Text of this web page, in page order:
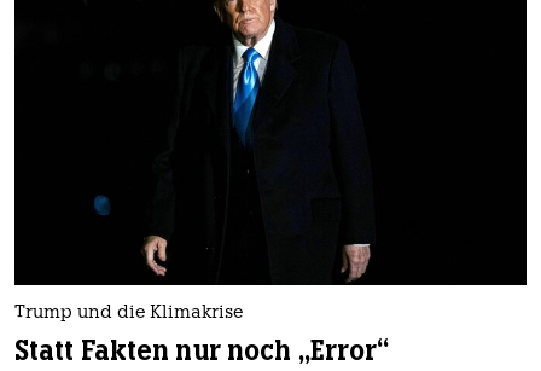
Trump und die Klimakrise
Statt Fakten nur noch „Error“